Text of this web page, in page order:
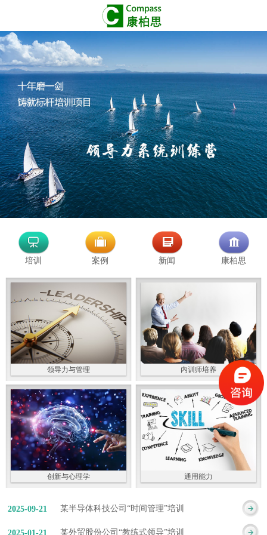
培训 案例 新闻 康柏思
领导力与管理 内训师培养
创新与心理学 通用能力
某半导体科技公司“时间管理”培训
2025-09-21
某外贸股份公司“教练式领导”培训
2025-01-21